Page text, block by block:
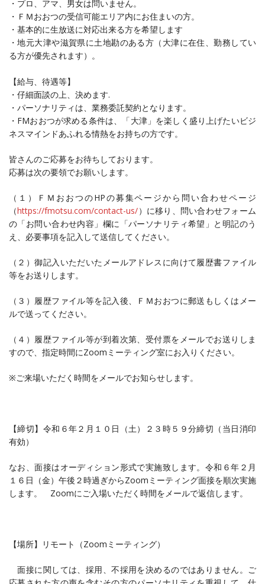
・プロ、アマ、男女は問いません。
・ＦＭおおつの受信可能エリア内にお住まいの方。
・基本的に生放送に対応出来る方を希望します
・地元大津や滋賀県に土地勘のある方（大津に在住、勤務してい
る方が優先されます）。
【給与、待遇等】
・仔細面談の上、決めます.
・パーソナリティは、業務委託契約となります。
・ FMおおつが求める条件は、「大津」を楽しく盛り上げたいビジ
ネスマインドあふれる情熱をお持ちの方です。
皆さんのご応募をお待ちしております。
応募は次の要領でお願いします。
（１）ＦＭおおつのHPの募集ページから問い合わせページ
（https://fmotsu.com/contact-us/）に移り、問い合わせフォーム
の「お問い合わせ内容」欄に「パーソナリティ希望」と明記のう
え、必要事項を記入して送信してください。
（２）御記入いただいたメールアドレスに向けて履歴書ファイル
等をお送りします。
（３）履歴ファイル等を記入後、ＦＭおおつに郵送もしくはメー
ルで送ってください。
（４）履歴ファイル等が到着次第、受付票をメールでお送りしま
すので、指定時間にZoom ミーティング室にお入りください。
※ご来場いただく時間をメールでお知らせします。
【締切】令和６年２月１０日（土）２３時５９分締切（当日消印
有効）
なお、面接はオーディション形式で実施致します。令和６年２月
１６日（金）午後２時過ぎからZoom ミーティング面接を順次実施
します。 Zoomにご入場いただく時間をメールで返信します。
【場所】リモート（Zoom ミーティング）
面接に関しては、採用、不採用を決めるのではありません。ご